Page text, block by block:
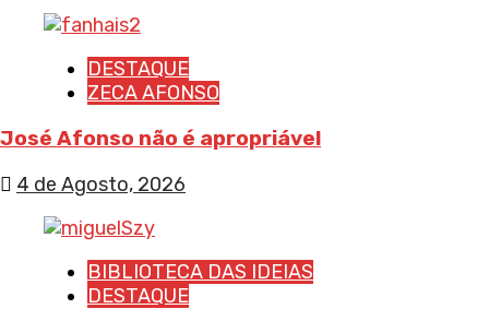
DESTAQUE
ZECA AFONSO
José Afonso não é apropriável
4 de Agosto, 2026
BIBLIOTECA DAS IDEIAS
DESTAQUE